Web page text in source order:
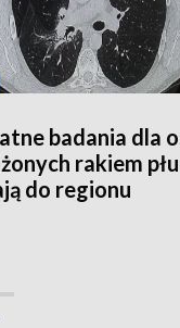
badania dla
rakiem
do regionu